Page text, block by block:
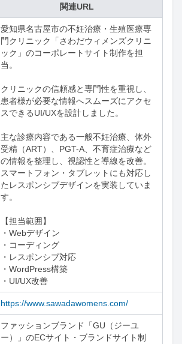
関連URL
愛知県名古屋市の不妊治療・生殖医療専
門クリニック「さわだウィメンズクリニ
ック」のコーポレートサイト制作を担
当。
クリニックの信頼感と専門性を重視し、
患者様が必要な情報へスムーズにアクセ
スできるUI/UXを設計しました。
主な診療内容である一般不妊治療、体外
受精（ART）、PGT-A、不育症治療など
の情報を整理し、視認性と導線を改善。
スマートフォン・タブレットにも対応し
たレスポンシブデザインを実装していま
す。
【担当範囲】
・Webデザイン
・コーディング
・レスポンシブ対応
・WordPress構築
・UI/UX改善
https://www.sawadawomens.com/
ファッションブランド「GU（ジーユ
ー）」のECサイト・ブランドサイト制